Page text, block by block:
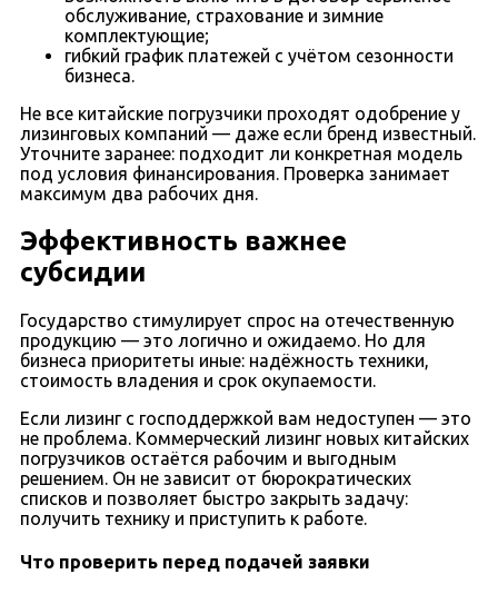
обслуживание, страхование и зимние
комплектующие;
гибкий график платежей с учётом сезонности
бизнеса.
Не все китайские погрузчики проходят одобрение у
лизинговых компаний — даже если бренд известный.
Уточните заранее: подходит ли конкретная модель
под условия финансирования. Проверка занимает
максимум два рабочих дня.
Эффективность важнее
субсидии
Государство стимулирует спрос на отечественную
продукцию — это логично и ожидаемо. Но для
бизнеса приоритеты иные: надёжность техники,
стоимость владения и срок окупаемости.
Если лизинг с господдержкой вам недоступен — это
не проблема. Коммерческий лизинг новых китайских
погрузчиков остаётся рабочим и выгодным
решением. Он не зависит от бюрократических
списков и позволяет быстро закрыть задачу:
получить технику и приступить к работе.
Что проверить перед подачей заявки